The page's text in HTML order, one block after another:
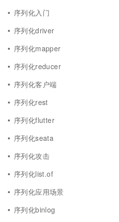
序列化入门
序列化driver
序列化mapper
序列化reducer
序列化客户端
序列化rest
序列化flutter
序列化seata
序列化攻击
序列化list.of
序列化应用场景
序列化binlog